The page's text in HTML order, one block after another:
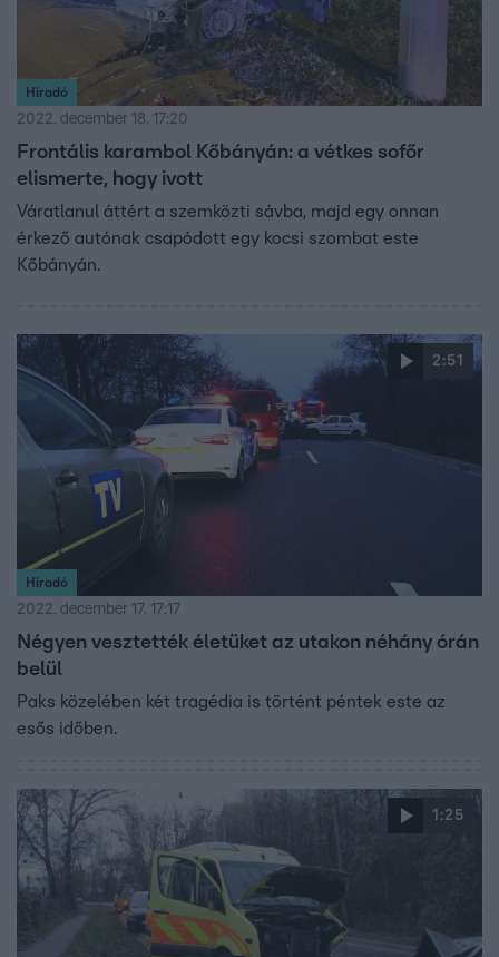
Híradó
2022. december 18. 17:20
Frontális karambol Kőbányán: a vétkes sofőr
elismerte, hogy ivott
Váratlanul áttért a szemközti sávba, majd egy onnan
érkező autónak csapódott egy kocsi szombat este
Kőbányán.
2:51
Híradó
2022. december 17. 17:17
Négyen vesztették életüket az utakon néhány órán
belül
Paks közelében két tragédia is történt péntek este az
esős időben.
1:25